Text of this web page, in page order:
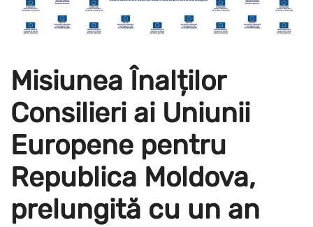
Misiunea Înalților
Consilieri ai Uniunii
Europene pentru
Republica Moldova,
prelungită cu un an